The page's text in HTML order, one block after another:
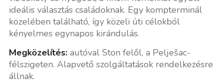
ideális választás családoknak. Egy kompterminál
közelében található, így közeli úti célokból
kényelmes egynapos kirándulás.
Megközelítés:autóval Ston felől, a Pelješac-
félszigeten. Alapvető szolgáltatások rendelkezésre
állnak.